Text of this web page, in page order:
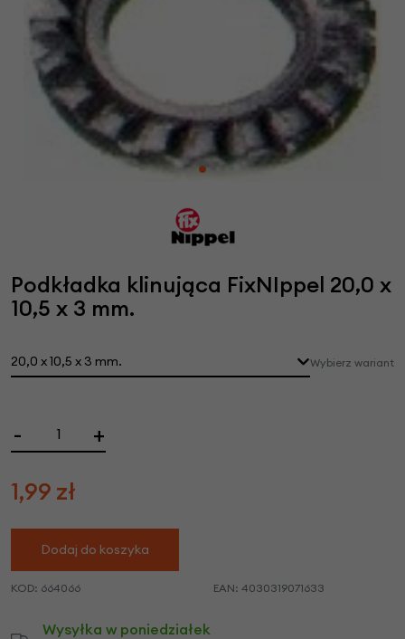
Podkładka klinująca FixNIppel 20,0 x
10,5 x 3 mm.
20,0 x 10,5 x 3 mm. Wybierz wariant
- +
1,99 zł
Dodaj do koszyka
KOD: 664066 EAN: 4030319071633
Wysyłka w poniedziałek